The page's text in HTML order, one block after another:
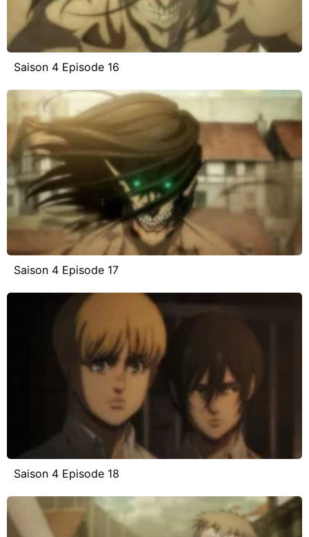
Saison 4 Episode 16
Saison 4 Episode 17
Saison 4 Episode 18